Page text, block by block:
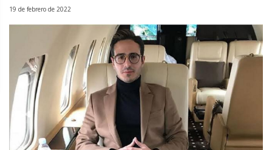
19 de febrero de 2022